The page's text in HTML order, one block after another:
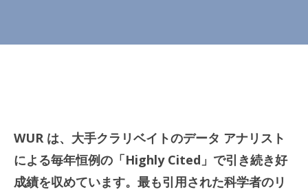
WUR は、大手クラリベイトのデータ アナリスト
による毎年恒例の「Highly Cited」で引き続き好
成績を収めています。最も引用された科学者のリ